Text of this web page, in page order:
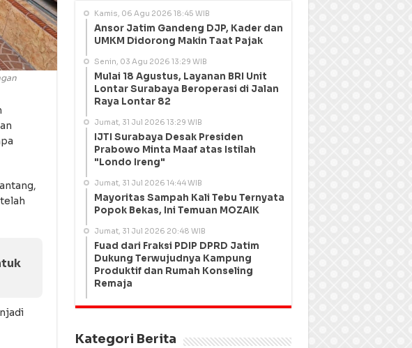
Kamis, 06 Agu 2026 18:45 WIB
Ansor Jatim Gandeng DJP, Kader dan
UMKM Didorong Makin Taat Pajak
Senin, 03 Agu 2026 13:29 WIB
Mulai 18 Agustus, Layanan BRI Unit
Lontar Surabaya Beroperasi di Jalan
Raya Lontar 82
Jumat, 31 Jul 2026 13:29 WIB
IJTI Surabaya Desak Presiden
Prabowo Minta Maaf atas Istilah
"Londo Ireng"
Jumat, 31 Jul 2026 14:44 WIB
Mayoritas Sampah Kali Tebu Ternyata
Popok Bekas, Ini Temuan MOZAIK
Jumat, 31 Jul 2026 20:48 WIB
Fuad dari Fraksi PDIP DPRD Jatim
Dukung Terwujudnya Kampung
Produktif dan Rumah Konseling
Remaja
Kategori Berita